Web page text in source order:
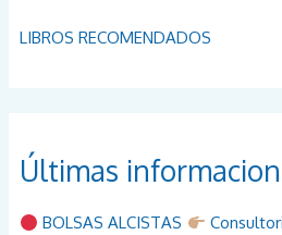
LIBROS RECOMENDADOS
Últimas
BOLSAS ALCISTAS